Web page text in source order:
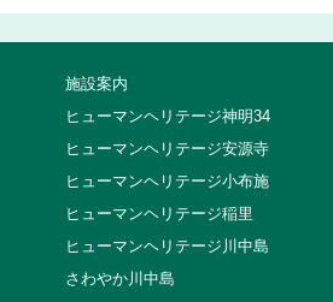
施設案内
ヒューマンヘリテージ神明34
ヒューマンヘリテージ安源寺
ヒューマンヘリテージ小布施
ヒューマンヘリテージ稲里
ヒューマンヘリテージ川中島
さわやか川中島